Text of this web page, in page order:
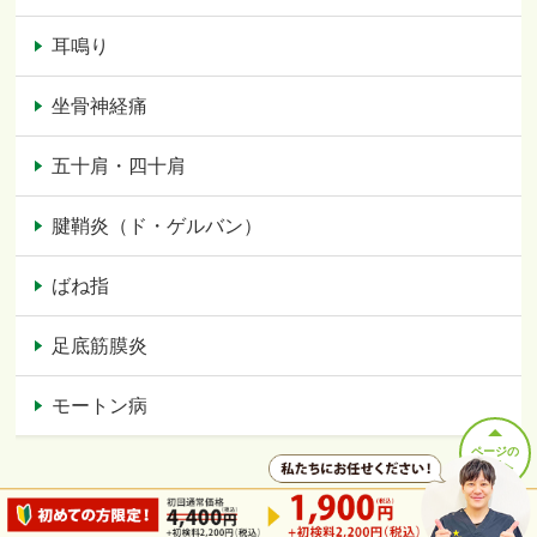
耳鳴り
坐骨神経痛
五十肩・四十肩
腱鞘炎（ド・ゲルバン）
ばね指
足底筋膜炎
モートン病
ページの
先頭へ